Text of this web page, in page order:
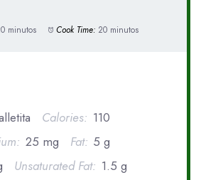
minutos Cook Time: 20 minutos
Calories: 110
25 mg Fat: 5 g
Unsaturated Fat: 1.5 g